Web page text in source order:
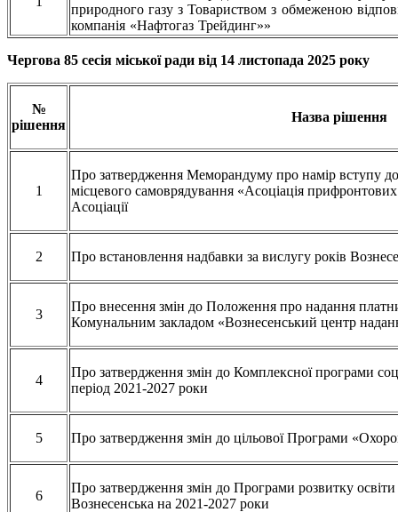
природного газу з Товариством з обмеженою
компанія «Нафтогаз Трейдинг»»
Чергова 85 сесія міської ради від 14 листопада 2025 року
№
рішення
Назва рішення
1
Про затвердження Меморандуму про намір вступу до
місцевого самоврядування «Асоціація
Асоціації
2 Про встановлення надбавки за вислугу років
3
Про внесення змін до Положення про надання
Комунальним закладом «Вознесенський центр
4
Про затвердження змін до Комплексної програми
період 2021-2027 роки
5 Про затвердження змін до цільової Програми
6
Про затвердження змін до Програми розвитку освіти
Вознесенська на 2021-2027 роки